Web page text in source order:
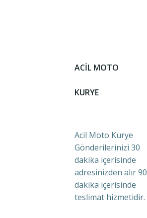
ACİL MOTO
KURYE
Acil Moto Kurye
Gönderilerinizi 30
dakika içerisinde
adresinizden alır 90
dakika içerisinde
teslimat hizmetidir.